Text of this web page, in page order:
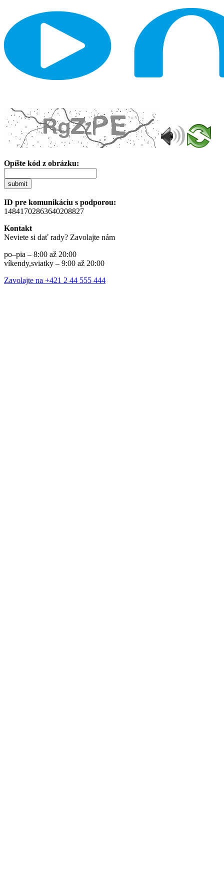
Opíšte kód z obrázku:
submit
ID pre komunikáciu s podporou:
14841702863640208827
Kontakt
Neviete si dať rady? Zavolajte nám
po–pia – 8:00 až 20:00
víkendy,sviatky – 9:00 až 20:00
Zavolajte na +421 2 44 555 444